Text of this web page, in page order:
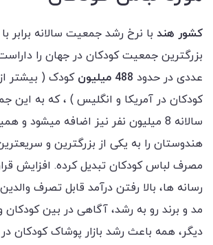
کشور هند با نرخ رشد جمعیت سالانه برابر با
بزرگترین جمعیت کودکان در جهان را
عددی در حدود 488 میلیون
کودک ( بیشتر
کودکان در آمریکا و انگلیس ) ، که به این
سالانه 8 میلیون نفر نیز اضافه میشود
هندوستان را به یکی از بزرگترین و
مصرف لباس کودکان تبدیل کرده. افزایش
رسانه ها، بالا رفتن درآمد قابل تصرف
مد و برند رو به رشد، آگاهی در بین
دیگر، همه باعث رشد بازار پوشاک کودکان